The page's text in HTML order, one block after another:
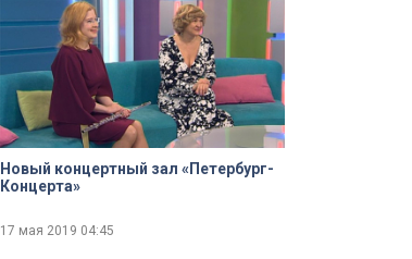
Новый концертный зал «Петербург-
Концерта»
17 мая 2019 04:45